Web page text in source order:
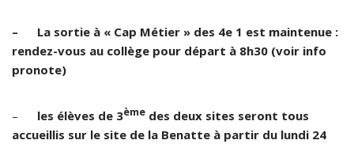
– La sortie à « Cap Métier » des 4e 1 est maintenue :
rendez-vous au collège pour départ à 8h30 (voir info
pronote)
– les élèves de 3ème des deux sites seront tous
accueillis sur le site de la Benatte à partir du lundi 24